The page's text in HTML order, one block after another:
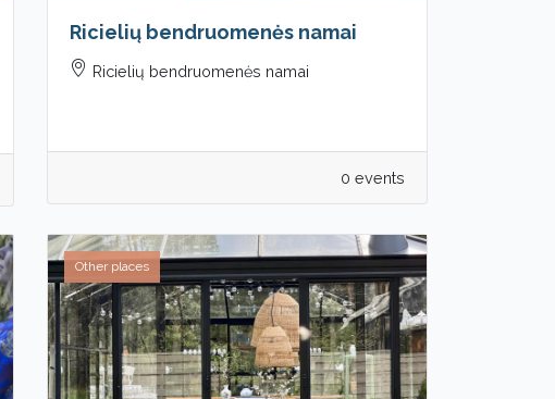
Ricielių bendruomenės namai
Ricielių bendruomenės namai
0 events
Other places